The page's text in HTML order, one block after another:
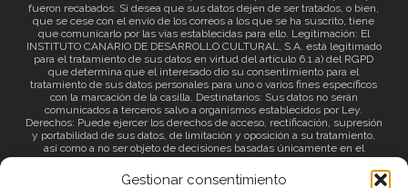
Gestionar consentimiento
fueron recabados. Si desea que sus datos dejen de ser tratados, o bien,
que se cese con el envío de los correos a los que se ha suscrito, tiene
que comunicarlo por las vías establecidas para ello. Legitimación: El
INSTITUTO CANARIO DE DESARROLLO CULTURAL, S.A. está legitimado
para el tratamiento de sus datos en virtud del artículo 6.1.a) del RGPD
que determina que el interesado dio su consentimiento para el
tratamiento de sus datos personales para uno o varios fines específicos
con la marcación de la casilla. Destinatarios: Sus datos no serán
comunicados a terceros salvo a organismos establecidos por Ley.
Derechos: Puede ejercer los derechos de acceso, rectificación, supresión
y portabilidad de sus datos, de limitación y oposición a su tratamiento,
así como a no ser objeto de decisiones basadas únicamente en el
tratamiento automatizado de sus datos y revocar el consentimiento
prestado. Información adicional: Puede consultar la información adicional